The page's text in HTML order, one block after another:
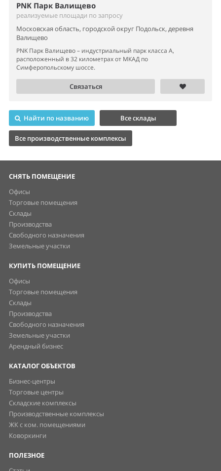
PNK Парк Валищево
реализуемые площади по запросу
Московская область, городской округ Подольск, деревня
Валищево
PNK Парк Валищево – индустриальный парк класса А,
расположенный в 32 километрах от МКАД по
Симферопольскому шоссе.
Связаться
Найти по названию Все склады
Все производственные комплексы
СНЯТЬ ПОМЕЩЕНИЕ
Офисы
Торговые помещения
Склады
Производства
Свободного назначения
Земельные участки
КУПИТЬ ПОМЕЩЕНИЕ
Офисы
Торговые помещения
Склады
Производства
Свободного назначения
Земельные участки
Арендный бизнес
КАТАЛОГ ОБЪЕКТОВ
Бизнес-центры
Торговые центры
Складские комплексы
Производственные комплексы
ЖК с ком. помещениями
Коворкинги
ПОЛЕЗНОЕ